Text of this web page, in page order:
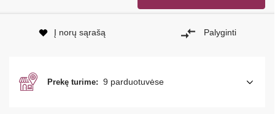
Į norų sąrašą Palyginti
Prekę turime: 9 parduotuvėse